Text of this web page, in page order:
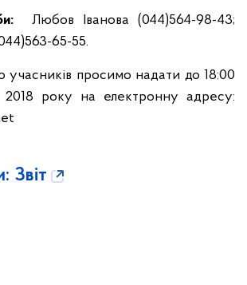
: Любов Іванова (044)564-98-43;
65-55.
учасників просимо надати до 18:00
2018 року на електронну адресу:
Звіт